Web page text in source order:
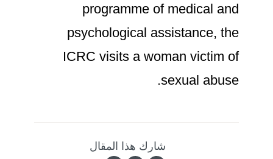
programme of medical and
psychological assistance, the
ICRC visits a woman victim of
sexual abuse.
شارك هذا المقال